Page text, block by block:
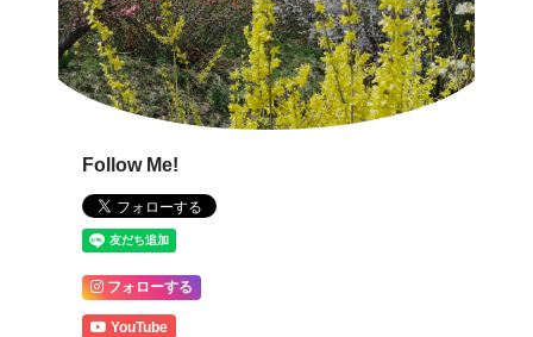
Follow Me!
フォローする
YouTube